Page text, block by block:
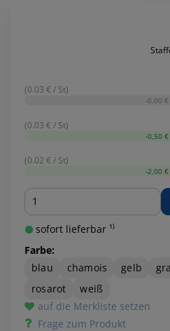
(0.03 € / St)
-0,00 €
(0.03 € / St)
-0,50 €
(0.02 € / St)
-2,00 €
Menge
sofort lieferbar ¹⁾
Farbe:
blau
chamois gelb
rosarot
weiß
auf die Merkliste setzen
Frage zum Produkt